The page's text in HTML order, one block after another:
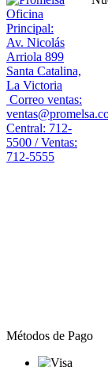
Oficina
Principal:
Av. Nicolás
Arriola 899
Santa Catalina,
La Victoria
Correo ventas:
Central: 712-
5500 / Ventas:
712-5555
Métodos de Pago